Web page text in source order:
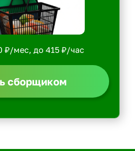
₽/мес, до 415 ₽/час
сборщиком